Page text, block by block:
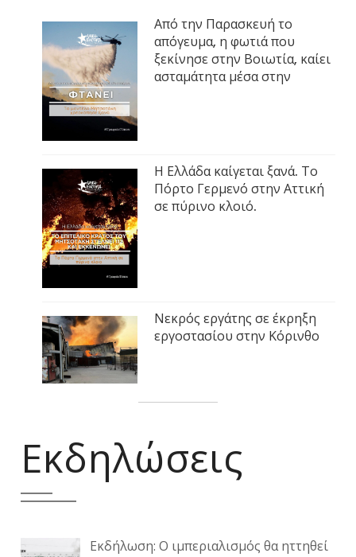
Από την Παρασκευή το
απόγευμα, η φωτιά που
ξεκίνησε στην Βοιωτία, καίει
ασταμάτητα μέσα στην
Η Ελλάδα καίγεται ξανά. Το
Πόρτο Γερμενό στην Αττική
σε πύρινο κλοιό.
Νεκρός εργάτης σε έκρηξη
εργοστασίου στην Κόρινθο
Εκδηλώσεις
Εκδήλωση: Ο ιμπεριαλισμός θα ηττηθεί